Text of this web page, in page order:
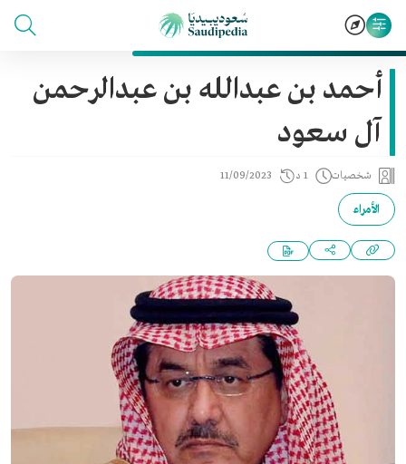
أحمد بن عبدالله بن عبدالرحمن
آل سعود
شخصيات 1 د 11/09/2023
الأمراء